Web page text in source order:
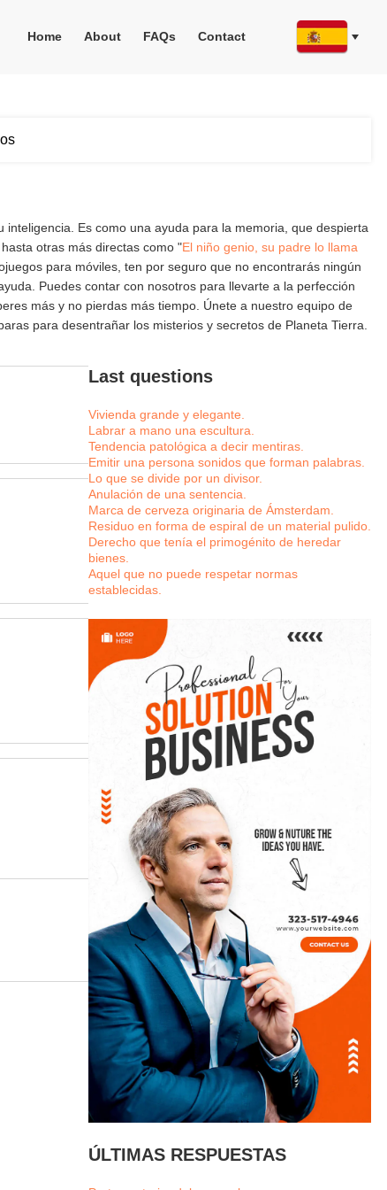
Home About FAQs Contact
Es como una ayuda para la memoria, que despierta
otras más directas como "El niño genio, su padre lo llama
para móviles, ten por seguro que no encontrarás ningún
Puedes contar con nosotros para llevarte a la perfección
más y no pierdas más tiempo. Únete a nuestro equipo de
para desentrañar los misterios y secretos de Planeta Tierra.
Last questions
Vivienda grande y elegante.
Labrar a mano una escultura.
Tendencia patológica a decir mentiras.
Emitir una persona sonidos que forman palabras.
Lo que se divide por un divisor.
Anulación de una sentencia.
Marca de cerveza originaria de Ámsterdam.
Residuo en forma de espiral de un material pulido.
Derecho que tenía el primogénito de heredar
bienes.
Aquel que no puede respetar normas
establecidas.
ÚLTIMAS RESPUESTAS